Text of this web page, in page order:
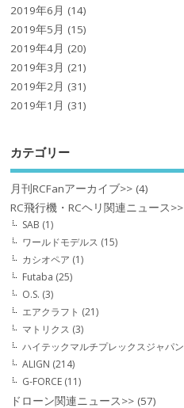
2019年6月 (14)
2019年5月 (15)
2019年4月 (20)
2019年3月 (21)
2019年2月 (31)
2019年1月 (31)
カテゴリー
月刊RCFanアーカイブ>> (4)
RC飛行機・RCヘリ関連ニュース>>
SAB (1)
ワールドモデルス (15)
カシオペア (1)
Futaba (25)
O.S. (3)
エアクラフト (21)
マトリクス (3)
ハイテックマルチプレックスジャパン
ALIGN (214)
G-FORCE (11)
ドローン関連ニュース>> (57)